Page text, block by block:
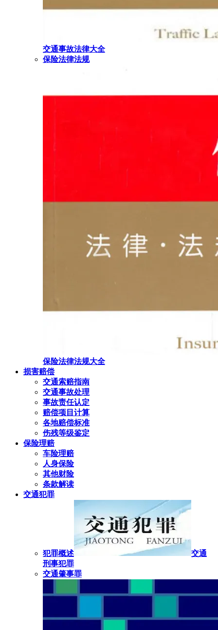
交通事故法律大全
保险法律法规
保险法律法规大全
损害赔偿
交通索赔指南
交通事故处理
事故责任认定
赔偿项目计算
各地赔偿标准
伤残等级鉴定
保险理赔
车险理赔
人身保险
其他财险
条款解读
交通犯罪
犯罪概述
交通
刑事犯罪
交通肇事罪